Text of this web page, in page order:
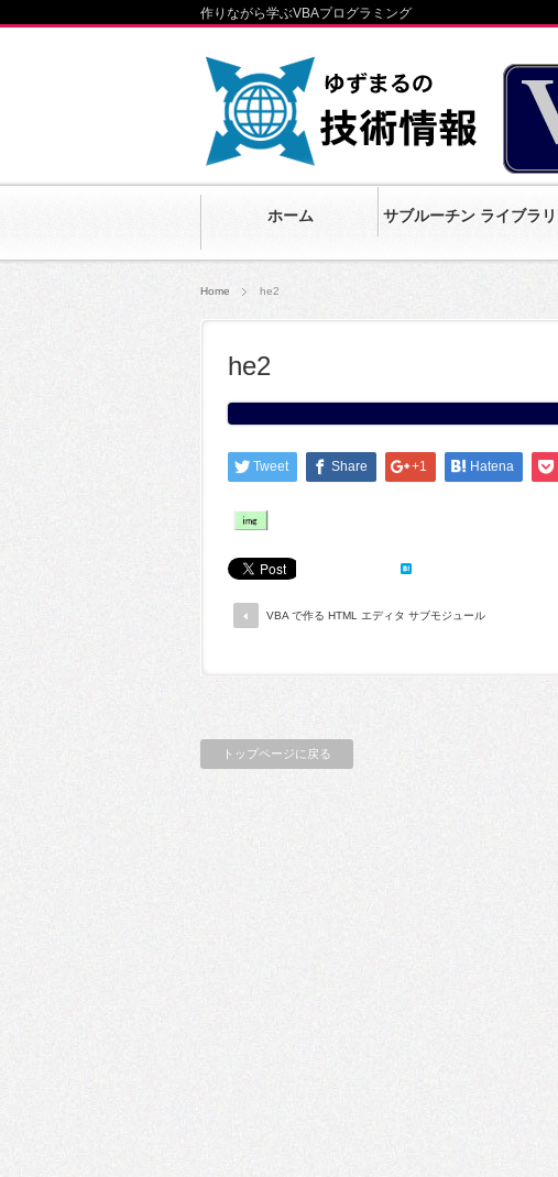
ホーム サブルーチン ライブラリ
作りながら学ぶVBAプログラミング
Home he2
he2
Tweet Share +1 Hatena
VBA で作る HTML エディタ サブモジュール
トップページに戻る